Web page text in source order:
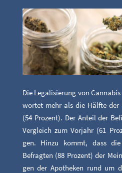
Die Lega­li­sie­rung von
wor­tet mehr als die Hälf­te der
(54 Pro­zent). Der Anteil der
Ver­gleich zum Vor­jahr (61
gen. Hin­zu kommt, dass
Befrag­ten (88 Pro­zent) der
gen der Apo­the­ken rund um